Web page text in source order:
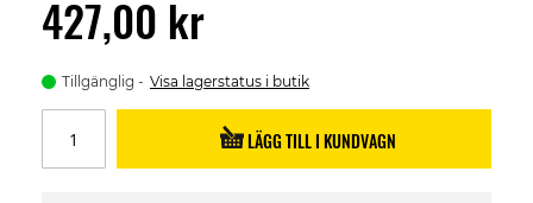
427,00 kr
Tillgänglig Visa lagerstatus i butik
LÄGG TILL I KUNDVAGN
images
gallery